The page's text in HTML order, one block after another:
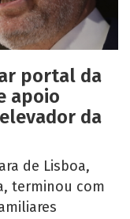
portal da
apoio
da
de Lisboa,
terminou com